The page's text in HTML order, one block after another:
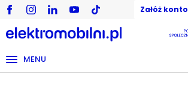
Załóż konto
MENU